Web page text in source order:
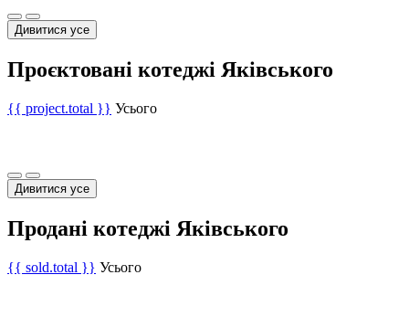
Дивитися усе
Проєктовані котеджі Яківського
{{ project.total }} Усього
Дивитися усе
Продані котеджі Яківського
{{ sold.total }} Усього